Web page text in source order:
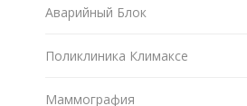
Аварийный Блок
Поликлиника Климаксе
Маммография